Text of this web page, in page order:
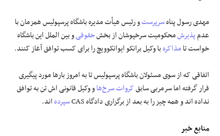
مهدی رسول پناهسرپرستو رئیسهیأتمدیره باشگاه پرسپولیس همزمان با
عدمپذیرشمحکومیتسرخپوشاناز بخشحقوقیو بینالمللاین باشگاه
خواست تامذاکرهبا وکیل برانکو ایوانکوویچ را برای کسب توافق آغاز کنند.
اتفاقی که از سوی مسئولان باشگاه پرسپولیس تا به امروز بارها مورد پیگیری
قرار گرفته اما سرمربی سابقکرواتسرخ‌هاو وکیل قانونیاشتن به توافق
ندادهاندو همه چیز را به بعد از برگزاری دادگاه CAS سپردهاند.
منابع خبر